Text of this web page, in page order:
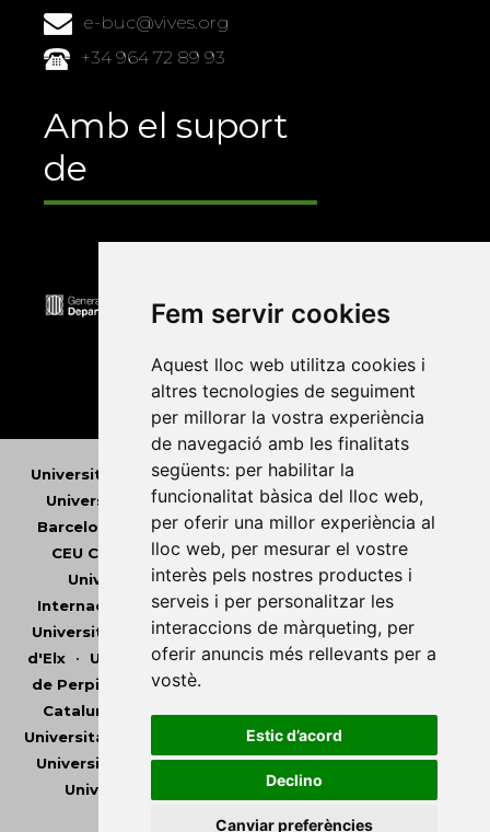
Fem servir cookies
Aquest lloc web utilitza cookies i
altres tecnologies de seguiment
per millorar la vostra experiència
de navegació amb les finalitats
següents: per habilitar la
funcionalitat bàsica del lloc web,
per oferir una millor experiència al
lloc web, per mesurar el vostre
interès pels nostres productes i
serveis i per personalitzar les
interaccions de màrqueting, per
oferir anuncis més rellevants per a
vostè.
Estic d’acord
Declino
Canviar preferències
e-buc@vives.org
+34 964 72 89 93
Amb el suport
de
Universitat Abat Oliba CEU•Universitat d'Alacant
Universitat d'Andorra•Universitat Autònoma de
Barcelona
Universitat de Barcelona•Universitat
CEU Cardenal Herrera•Universitat de Girona
Universitat de les Illes Balears•Universitat
Internacional de Catalunya •Universitat Jaume I
Universitat de Lleida•Universitat Miguel Hernández
d'Elx• Universitat Oberta de Catalunya•Universitat
de Perpinyà Via Domitia
Catalunya
Universitat Pompeu Fabra
•Universitat Ramon Llull
Universitat Rovira i Virgili•Universitat de Sàsser•
Universitat de València
•Universitat de Vic -
Universitat Central de Catalunya